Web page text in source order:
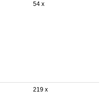
54 x
219 x